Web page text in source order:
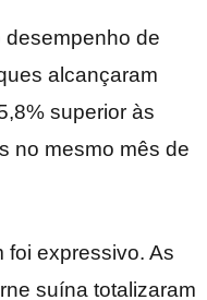
desempenho de
alcançaram
superior às
no mesmo mês de
foi expressivo. As
suína totalizaram